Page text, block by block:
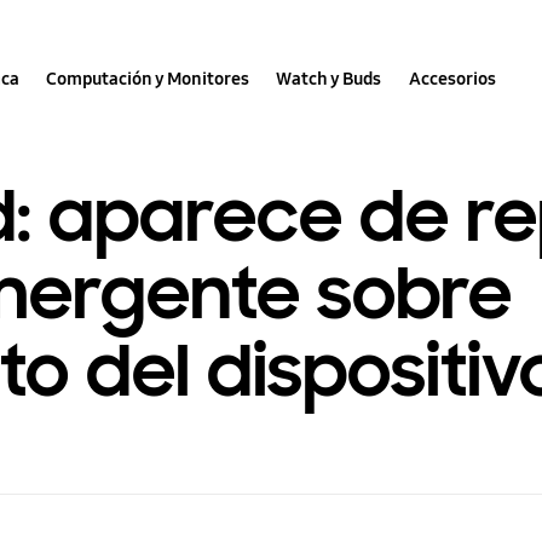
Computación y Monitores Watch y Buds Accesorios
aparece de
sobre
del